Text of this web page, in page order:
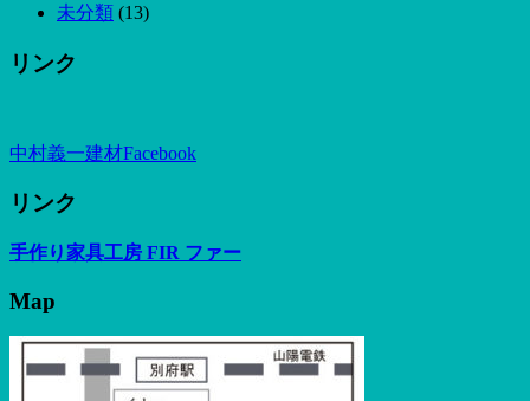
未分類 (13)
リンク
中村義一建材Facebook
リンク
手作り家具工房 FIR ファー
Map